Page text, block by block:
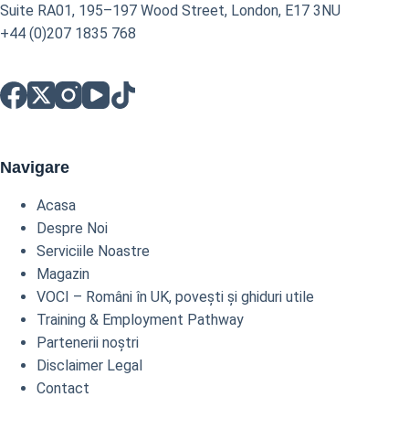
Suite RA01, 195–197 Wood Street, London, E17 3NU
+44 (0)207 1835 768
Navigare
Acasa
Despre Noi
Serviciile Noastre
Magazin
VOCI – Români în UK, povești și ghiduri utile
Training & Employment Pathway
Partenerii noștri
Disclaimer Legal
Contact